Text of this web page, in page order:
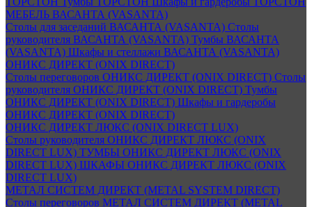
МЕБЕЛЬ ВАСАНТА (VASANTA)
Столы для заседаний ВАСАНТА (VASANTA) Столы
руководителя ВАСАНТА (VASANTA) Тумбы ВАСАНТА
(VASANTA) Шкафы и стеллажи ВАСАНТА (VASANTA)
ОНИКС ДИРЕКТ (ONIX DIRECT)
Столы переговоров ОНИКС ДИРЕКТ (ONIX DIRECT) Столы
руководителя ОНИКС ДИРЕКТ (ONIX DIRECT) Тумбы
ОНИКС ДИРЕКТ (ONIX DIRECT) Шкафы и гардеробы
ОНИКС ДИРЕКТ (ONIX DIRECT)
ОНИКС ДИРЕКТ ЛЮКС (ONIX DIRECT LUX)
Столы руководителя ОНИКС ДИРЕКТ ЛЮКС (ONIX
DIRECT LUX) ТУМБЫ ОНИКС ДИРЕКТ ЛЮКС (ONIX
DIRECT LUX) ШКАФЫ ОНИКС ДИРЕКТ ЛЮКС (ONIX
DIRECT LUX)
МЕТАЛ СИСТЕМ ДИРЕКТ (METAL SYSTEM DIRECT)
Столы переговоров МЕТАЛ СИСТЕМ ДИРЕКТ (METAL